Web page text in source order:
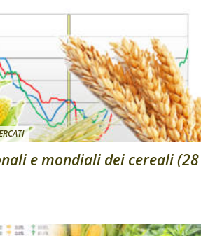
e mondiali dei cereali (28